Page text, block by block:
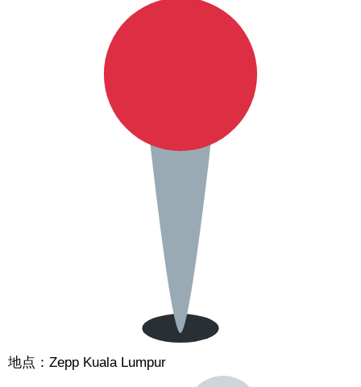
地点：Zepp Kuala Lumpur